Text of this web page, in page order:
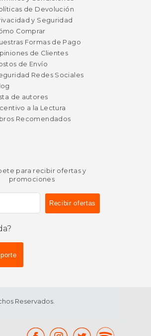
$ 10.58
de Devolución
y Seguridad
Comprar
Formas de Pago
de Clientes
de Envío
Redes Sociales
de autores
a la Lectura
Recomendados
para recibir ofertas y
promociones
Reservados.